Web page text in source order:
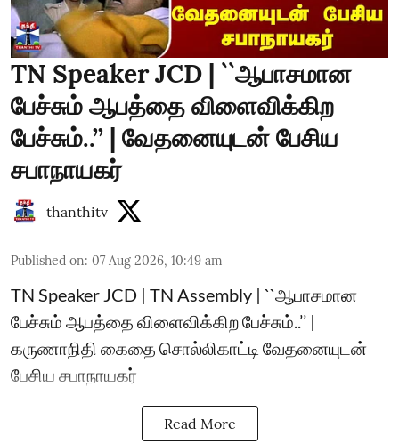
TN Speaker JCD | ``ஆபாசமான
பேச்சும் ஆபத்தை விளைவிக்கிற
பேச்சும்..’’ | வேதனையுடன் பேசிய
சபாநாயகர்
thanthitv
Published on: 07 Aug 2026, 10:49 am
TN Speaker JCD | TN Assembly | ``ஆபாசமான
பேச்சும் ஆபத்தை விளைவிக்கிற பேச்சும்..’’ |
கருணாநிதி கைதை சொல்லிகாட்டி வேதனையுடன்
பேசிய சபாநாயகர்
Read More